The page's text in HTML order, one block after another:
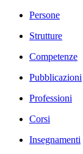
Persone
Strutture
Competenze
Pubblicazioni
Professioni
Corsi
Insegnamenti